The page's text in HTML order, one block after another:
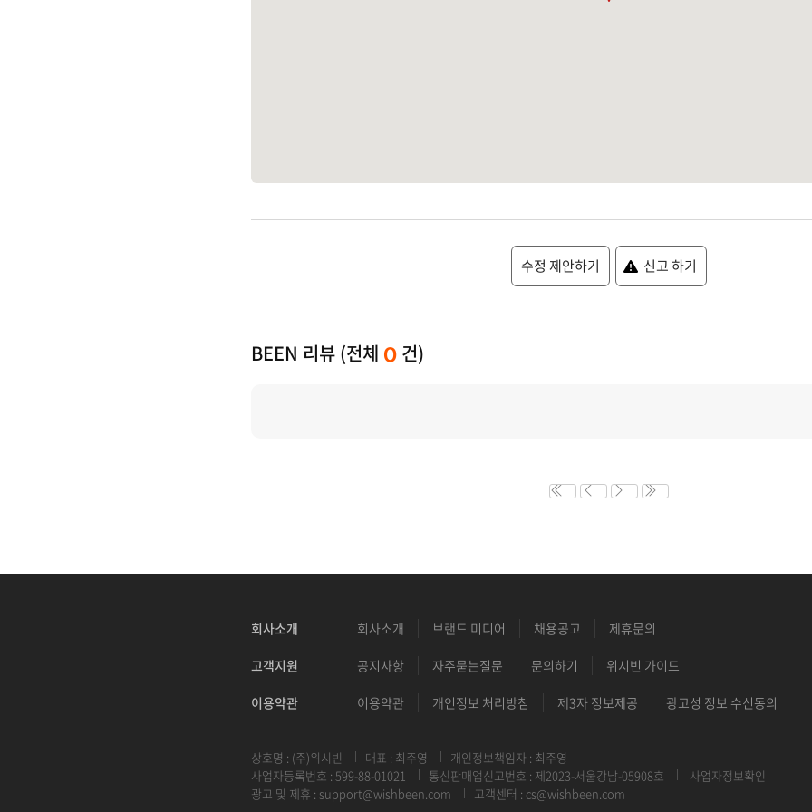
수정 제안하기 신고 하기
BEEN 리뷰 (전체 0 건)
회사소개 회사소개 브랜드 미디어 채용공고 제휴문의
고객지원 공지사항 자주묻는질문 문의하기 위시빈 가이드
이용약관 이용약관 개인정보 처리방침 제3자 정보제공 광고성 정보 수신동의
상호명 : (주)위시빈 대표 : 최주영
개인정보책임자 : 최주영
사업자등록번호 : 599-88-01021
통신판매업신고번호 : 제2023-서울강남-05908호
사업자정보확인
광고 및 제휴 : support@wishbeen.com 고객센터 : cs@wishbeen.com